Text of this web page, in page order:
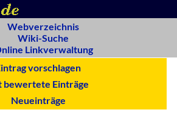
Webverzeichnis
Wiki-Suche
Linkverwaltung
vorschlagen
bewertete Einträge
Neueinträge